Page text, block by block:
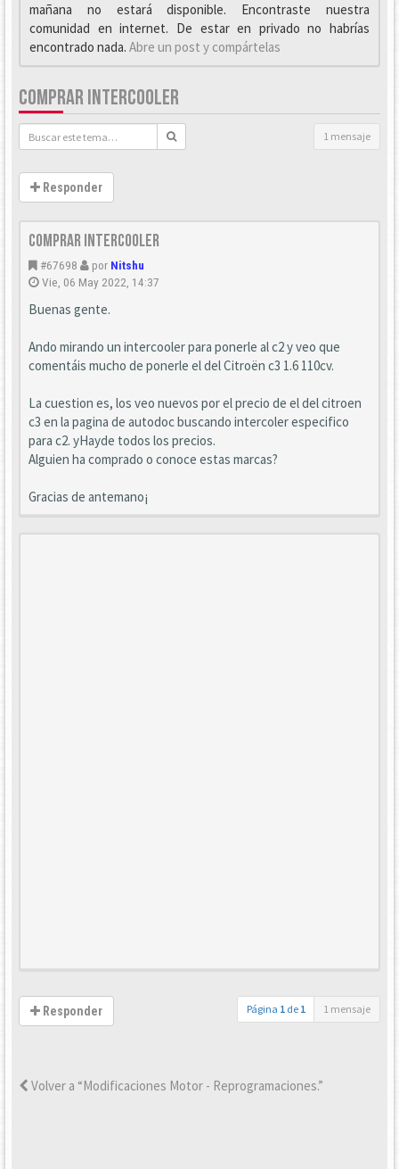
mañana no estará disponible. Encontraste nuestra
comunidad en internet. De estar en privado no habrías
encontrado nada. Abre un post y compártelas
COMPRAR INTERCOOLER
1 mensaje
Responder
Comprar intercooler
#67698 por Nitshu
Vie, 06 May 2022, 14:37
Buenas gente.
Ando mirando un intercooler para ponerle al c2 y veo que
comentáis mucho de ponerle el del Citroën c3 1.6 110cv.
La cuestion es, los veo nuevos por el precio de el del citroen
c3 en la pagina de autodoc buscando intercoler especifico
para c2. yHayde todos los precios.
Alguien ha comprado o conoce estas marcas?
Gracias de antemano¡
Responder Página 1 de 1 1 mensaje
Volver a “Modificaciones Motor - Reprogramaciones.”